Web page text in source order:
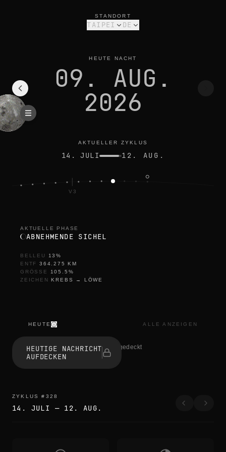
STANDORT
TAIPEI DE
HEUTE NACHT
09. AUG.
2026
AKTUELLER ZYKLUS
14. JULI 12. AUG.
V3
AKTUELLE PHASE
ABNEHMENDE SICHEL
BELLEU 13%
ENTF
364.275
KM
GRÖSSE
105.5 %
ZEICHEN KREBS → LÖWE
HEUTE ALLE ANZEIGEN
s
e
s
i
k
HEUTIGE NACHRICHT
AUFDECKEN
1 haben aufgedeckt
ZYKLUS # 328
14. JULI — 12. AUG.